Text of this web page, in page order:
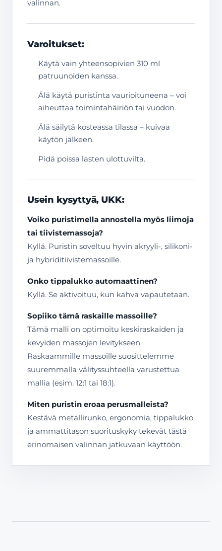
valinnan.
Varoitukset:
Käytä vain yhteensopivien 310 ml
patruunoiden kanssa.
Älä käytä puristinta vaurioituneena – voi
aiheuttaa toimintahäiriön tai vuodon.
Älä säilytä kosteassa tilassa – kuivaa
käytön jälkeen.
Pidä poissa lasten ulottuvilta.
Usein kysyttyä, UKK:
Voiko puristimella annostella myös liimoja
tai tiivistemassoja?
Kyllä. Puristin soveltuu hyvin akryyli-, silikoni-
ja hybriditiivistemassoille.
Onko tippalukko automaattinen?
Kyllä. Se aktivoituu, kun kahva vapautetaan.
Sopiiko tämä raskaille massoille?
Tämä malli on optimoitu keskiraskaiden ja
kevyiden massojen levitykseen.
Raskaammille massoille suosittelemme
suuremmalla välityssuhteella varustettua
mallia (esim. 12:1 tai 18:1).
Miten puristin eroaa perusmalleista?
Kestävä metallirunko, ergonomia, tippalukko
ja ammattitason suorituskyky tekevät tästä
erinomaisen valinnan jatkuvaan käyttöön.